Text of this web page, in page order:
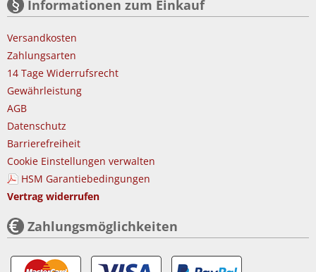
Informationen zum Einkauf
Versandkosten
Zahlungsarten
14 Tage Widerrufsrecht
Gewährleistung
AGB
Datenschutz
Barrierefreiheit
Cookie Einstellungen verwalten
HSM Garantiebedingungen
Vertrag widerrufen
Zahlungsmöglichkeiten